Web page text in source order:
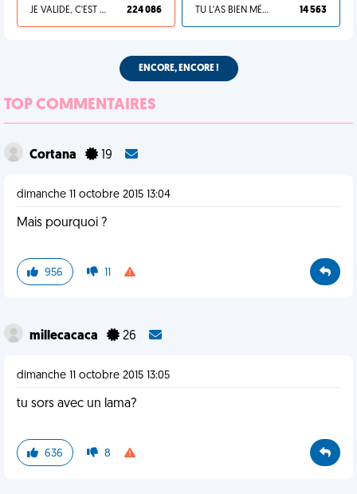
JE VALIDE, C'EST UNE VDM 224 086 TU L'AS BIEN MÉRITÉ 14 563
ENCORE, ENCORE !
TOP COMMENTAIRES
Cortana 19
dimanche 11 octobre 2015 13:04
Mais pourquoi ?
956 11
millecacaca 26
dimanche 11 octobre 2015 13:05
tu sors avec un lama?
636 8